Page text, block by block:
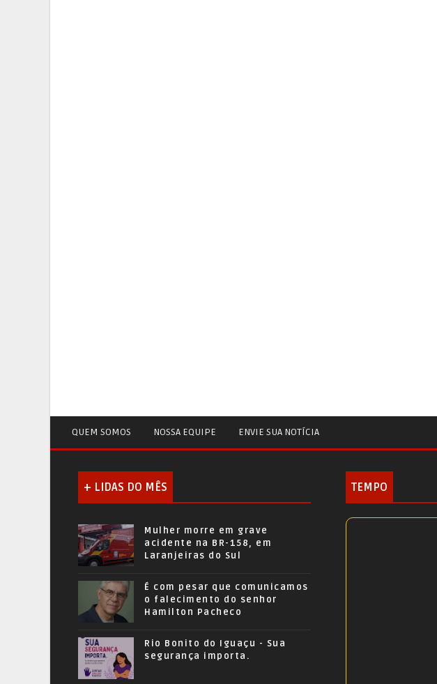
QUEM SOMOS NOSSA EQUIPE ENVIE SUA NOTÍCIA
+ LIDAS DO MÊS
Mulher morre em grave
acidente na BR-158, em
Laranjeiras do Sul
É com pesar que comunicamos
o falecimento do senhor
Hamilton Pacheco
Rio Bonito do Iguaçu - Sua
segurança importa.
TEMPO